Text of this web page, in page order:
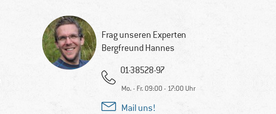
Frag unseren Experten
Bergfreund Hannes
01-38528-97
Mo. - Fr. 09:00 - 17:00 Uhr
Mail uns!